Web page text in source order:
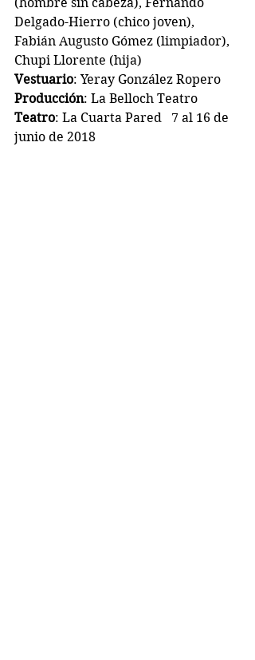
Delgado-Hierro (chico joven),
Fabián Augusto Gómez (limpiador),
Chupi Llorente (hija)
Vestuario: Yeray González Ropero
Producción: La Belloch Teatro
Teatro: La Cuarta Pared   7 al 16 de
junio de 2018